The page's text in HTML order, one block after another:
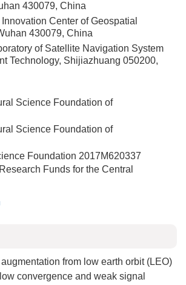
430079, China
Center of Geospatial
430079, China
of Satellite Navigation System
Technology, Shijiazhuang 050200,
Science Foundation of
Science Foundation of
Foundation 2017M620337
Funds for the Central
from low earth orbit (LEO)
convergence and weak signal